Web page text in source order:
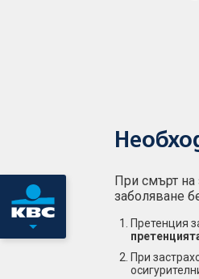
При смърт на
заболяване
Претенция
При